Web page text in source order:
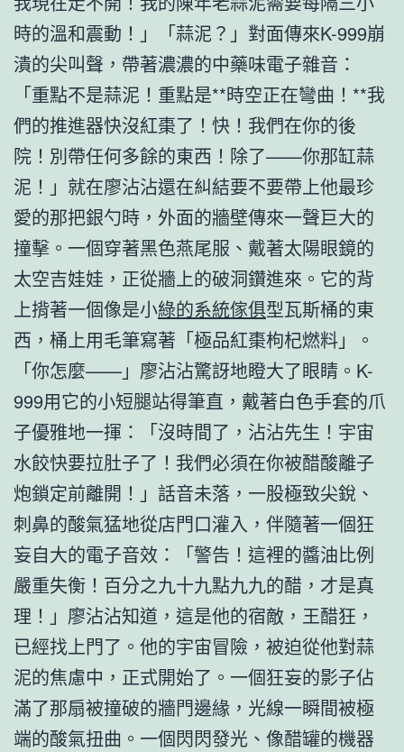
時的溫和震動！」「蒜泥？」對面傳來K-999崩
潰的尖叫聲，帶著濃濃的中藥味電子雜音：
「重點不是蒜泥！重點是**時空正在彎曲！**我
們的推進器快沒紅棗了！快！我們在你的後
院！別帶任何多餘的東西！除了——你那缸蒜
泥！」就在廖沾沾還在糾結要不要帶上他最珍
愛的那把銀勺時，外面的牆壁傳來一聲巨大的
撞擊。一個穿著黑色燕尾服、戴著太陽眼鏡的
太空吉娃娃，正從牆上的破洞鑽進來。它的背
上揹著一個像是小綠的系統傢俱型瓦斯桶的東
西，桶上用毛筆寫著「極品紅棗枸杞燃料」。
「你怎麼——」廖沾沾驚訝地瞪大了眼睛。K-
999用它的小短腿站得筆直，戴著白色手套的爪
子優雅地一揮：「沒時間了，沾沾先生！宇宙
水餃快要拉肚子了！我們必須在你被醋酸離子
炮鎖定前離開！」話音未落，一股極致尖銳、
刺鼻的酸氣猛地從店門口灌入，伴隨著一個狂
妄自大的電子音效：「警告！這裡的醬油比例
嚴重失衡！百分之九十九點九九的醋，才是真
理！」廖沾沾知道，這是他的宿敵，王醋狂，
已經找上門了。他的宇宙冒險，被迫從他對蒜
泥的焦慮中，正式開始了。一個狂妄的影子佔
滿了那扇被撞破的牆門邊緣，光線一瞬間被極
端的酸氣扭曲。一個閃閃發光、像醋罐的機器